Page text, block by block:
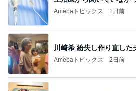
Amebaトピックス 1日前
川崎希 紛失し作り直した
Amebaトピックス 2日前